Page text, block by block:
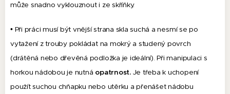
může snadno vyklouznout i ze skříňky.
• Při práci musí být vnější strana skla suchá a nesmí se po
vytažení z trouby pokládat na mokrý a studený povrch
(drátěná nebo dřevěná podložka je ideální). Při manipulaci s
horkou nádobou je nutná opatrnost.Je třeba k uchopení
použít suchou chňapku nebo utěrku a přenášet nádobu